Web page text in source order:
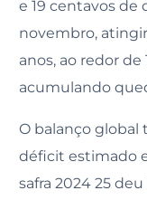
e 19 centavos de
novembro,
anos, ao redor
acumulando
O balanço global
déficit estimado
safra 2024 25